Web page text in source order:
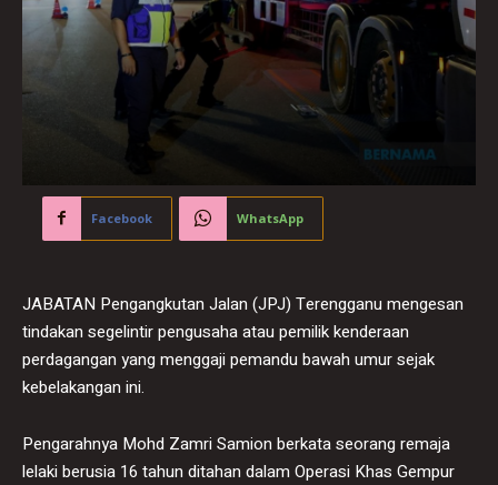
Facebook WhatsApp
JABATAN Pengangkutan Jalan (JPJ) Terengganu mengesan
tindakan segelintir pengusaha atau pemilik kenderaan
perdagangan yang menggaji pemandu bawah umur sejak
kebelakangan ini.
Pengarahnya Mohd Zamri Samion berkata seorang remaja
lelaki berusia 16 tahun ditahan dalam Operasi Khas Gempur